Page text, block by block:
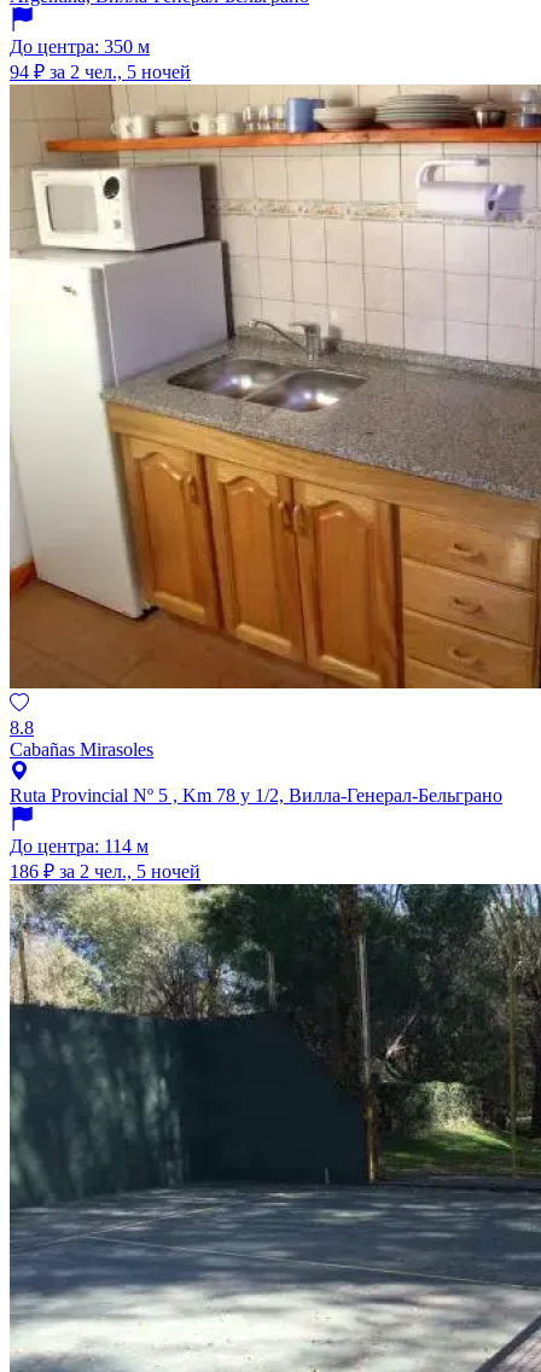
До центра: 350 м
94 ₽ за 2 чел., 5 ночей
8.8
Cabañas Mirasoles
Ruta Provincial Nº 5 , Km 78 y 1/2, Вилла-Генерал-Бельграно
До центра: 114 м
186 ₽ за 2 чел., 5 ночей